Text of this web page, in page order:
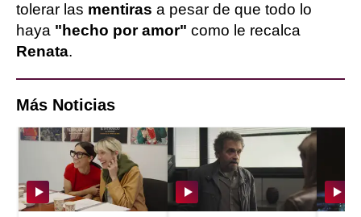
tolerar las mentiras a pesar de que todo lo
haya "hecho por amor" como le recalca
Renata.
Más Noticias